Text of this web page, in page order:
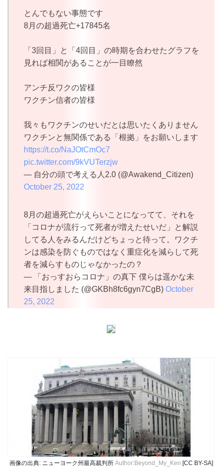
とんでもない事態です
8月の超過死亡+17845名
「3回目」と「4回目」の時期を合わせたグラフを
見れば相関があることが一目瞭然
アンチ反ワクの皆様
ワクチン信者の皆様
我々もワクチンのせいだとは思いたくありません
ワクチンと無関係である「根拠」をお願いします
https://t.co/NaJOtCmOc7
pic.twitter.com/9kVUTerzjw
— 自分の頭で考える人2.0 (@Awakend_Citizen)
October 25, 2022
8月の超過死亡がえらいことになってて、それを
「コロナが流行って死者が増えたせいだ」と解説
してる人をみるんだけどちょっと待って。ワクチ
ンは感染を防ぐものではなく重症化を減らして死
者を減らすものじゃなかったの？
— 「おっすおらコロナ」の真下 僕らは遥かな未
来目指しました (@GKBh8fc6gyn7CgB) October
25, 2022
画像の出典: ニューヨーク州最高裁判所 Author:Beyond_My_Ken [CC BY-SA]